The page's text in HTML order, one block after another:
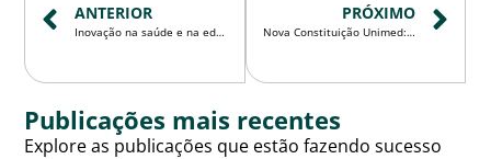
ANTERIOR
Inovação na saúde e na educação: transformação digital exige mais do que tecnologia
PRÓXIMO
Nova Constituição Unimed: o que muda para as cooperativas e como se adequar até junho de 2026
Publicações mais recentes
Explore as publicações que estão fazendo sucesso